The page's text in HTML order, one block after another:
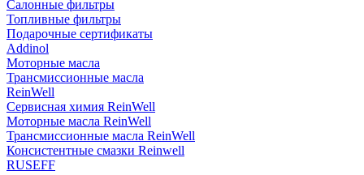
Салонные фильтры
Топливные фильтры
Подарочные сертификаты
Addinol
Моторные масла
Трансмиссионные масла
ReinWell
Сервисная химия ReinWell
Моторные масла ReinWell
Трансмиссионные масла ReinWell
Консистентные смазки Reinwell
RUSEFF